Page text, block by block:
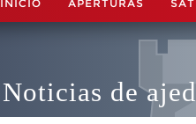
INICIO APERTURAS SAT
Noticias de